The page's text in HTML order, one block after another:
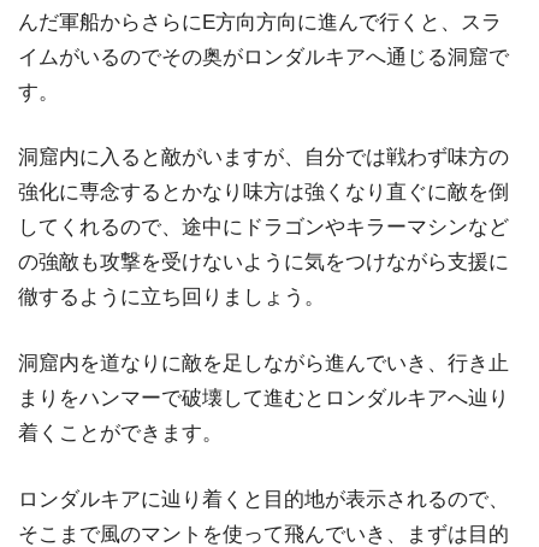
んだ軍船からさらにE方向方向に進んで行くと、スラ
イムがいるのでその奥がロンダルキアへ通じる洞窟で
す。
洞窟内に入ると敵がいますが、自分では戦わず味方の
強化に専念するとかなり味方は強くなり直ぐに敵を倒
してくれるので、途中にドラゴンやキラーマシンなど
の強敵も攻撃を受けないように気をつけながら支援に
徹するように立ち回りましょう。
洞窟内を道なりに敵を足しながら進んでいき、行き止
まりをハンマーで破壊して進むとロンダルキアへ辿り
着くことができます。
ロンダルキアに辿り着くと目的地が表示されるので、
そこまで風のマントを使って飛んでいき、まずは目的